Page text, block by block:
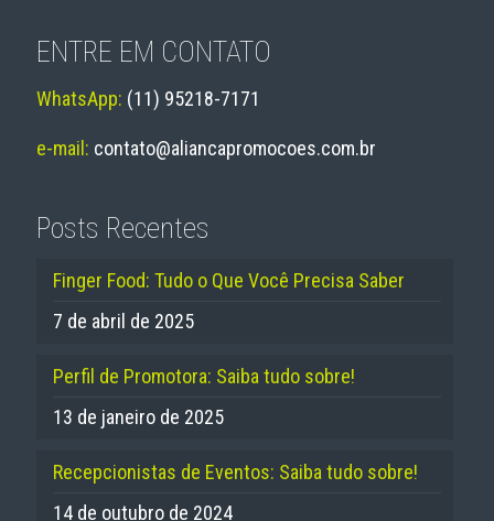
ENTRE EM CONTATO
WhatsApp: (11) 95218-7171
e-mail: contato@aliancapromocoes.com.br
Posts Recentes
Finger Food: Tudo o Que Você Precisa Saber
7 de abril de 2025
Perfil de Promotora: Saiba tudo sobre!
13 de janeiro de 2025
Recepcionistas de Eventos: Saiba tudo sobre!
14 de outubro de 2024